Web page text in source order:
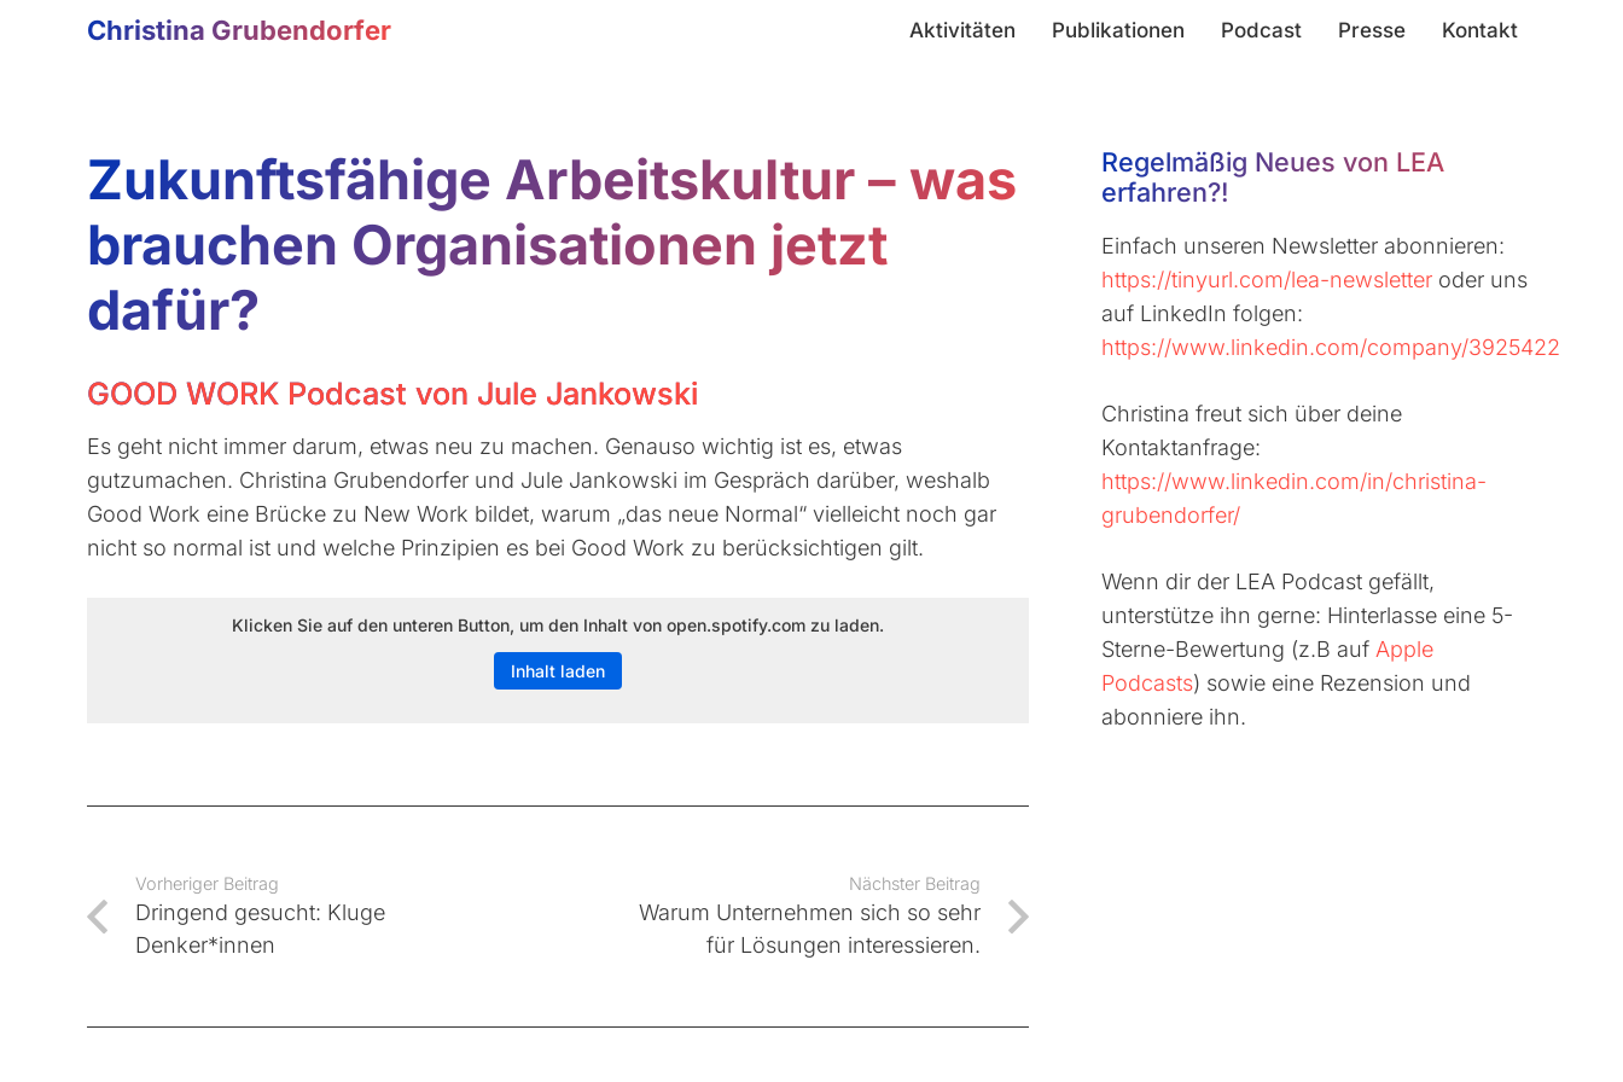
Christina Grubendorfer Aktivitäten Publikationen Podcast Presse Kontakt
Zukunftsfähige Arbeitskultur – was
brauchen Organisationen jetzt
dafür?
GOOD WORK Podcast von Jule Jankowski
Es geht nicht immer darum, etwas neu zu machen. Genauso wichtig ist es, etwas
gutzumachen. Christina Grubendorfer und Jule Jankowski im Gespräch darüber, weshalb
Good Work eine Brücke zu New Work bildet, warum „das neue Normal“ vielleicht noch gar
nicht so normal ist und welche Prinzipien es bei Good Work zu berücksichtigen gilt.
Klicken Sie auf den unteren Button, um den Inhalt von open.spotify.com zu laden.
Inhalt laden
Vorheriger Beitrag
Dringend gesucht: Kluge
Denker*innen
Nächster Beitrag
Warum Unternehmen sich so sehr
für Lösungen interessieren.
Regelmäßig Neues von LEA
erfahren?!
Einfach unseren Newsletter abonnieren:
https://tinyurl.com/lea-newsletter oder uns
auf LinkedIn folgen:
https://www.linkedin.com/company/3925422
Christina freut sich über deine
Kontaktanfrage:
https://www.linkedin.com/in/christina-
grubendorfer/
Wenn dir der LEA Podcast gefällt,
unterstütze ihn gerne: Hinterlasse eine 5-
Sterne-Bewertung (z.B auf Apple
Podcasts) sowie eine Rezension und
abonniere ihn.